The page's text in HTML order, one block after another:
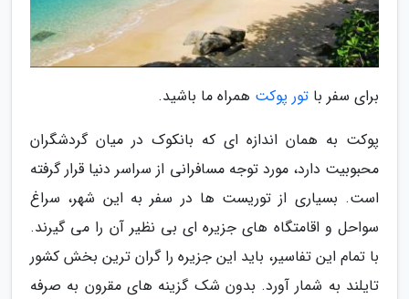
برای سفر با تور پوکت همراه ما باشید.
پوکت به همان اندازه ای که بانکوک در میان گردشگران
محبوبیت دارد، مورد توجه مسافرانی از سراسر دنیا قرار گرفته
است. بسیاری از توریست ها در سفر به این شهر، سراغ
سواحل و اقامتگاه های جزیره ای بی نظیر آن را می گیرند.
با تمام این تفاسیر، باید این جزیره را گران ترین بخش کشور
تایلند به شمار آورد. بدون شک گزینه های مقرون به صرفه